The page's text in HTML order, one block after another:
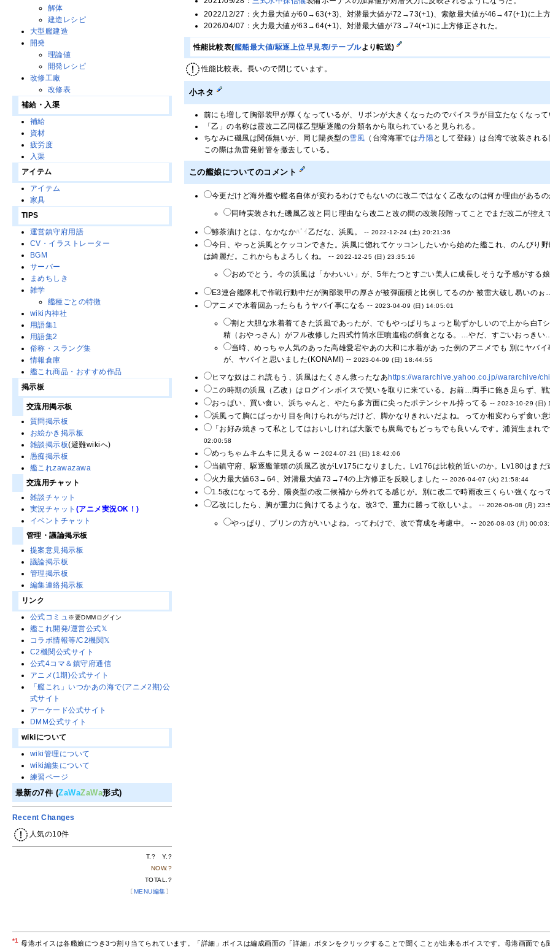
2022/12/27：火力最大値が60→63(+3)、対潜最大値が72→73(+1)、索敵最大値が46→47(+1)に上方
2026/04/07：火力最大値が63→64(+1)、対潜最大値が73→74(+1)に上方修正された。
性能比較表(艦船最大値/駆逐上位早見表/テーブルより転送)
性能比較表。長いので閉じています。
小ネタ
前にも増して胸部装甲が厚くなっているが、リボンが大きくなったのでパイスラが目立たなくなっ
「乙」の名称は霞改二乙同様乙型駆逐艦の分類名から取られていると見られる。
ちなみに磯風は関係無いが、同じ陽炎型の雪風 （台湾海軍では丹陽として登録）は台湾で改装され
この際は魚雷発射管を撤去している。
この艦娘についてのコメント
今更だけど海外艦や艦名自体が変わるわけでもないのに改二ではなく乙改なのは何か理由がある
同時実装された磯風乙改と同じ理由なら改二と改の間の改装段階ってことでまだ改二が控
鯵茶漬けとは、なかなかﾊﾟｲ乙だな、浜風。 --2022-12-24 (土) 20:21:36
今日、やっと浜風とケッコンできた。浜風に惚れてケッコンしたいから始めた艦これ、のんびり
は綺麗だ。これからもよろしくね。 -- 2022-12-25 (日) 23:35:16
おめでとう。今の浜風は「かわいい」が、5年たつとすごい美人に成長しそうな予感がする
E3連合艦隊札で作戦行動中だが胸部装甲の厚さが被弾面積と比例してるのか 被雷大破し易いの
アニメで水着回あったらもうヤバイ事になる -- 2023-04-09 (日) 14:05:01
割と大胆な水着着てきた浜風であったが、でもやっぱりちょっと恥ずかしいので上から白
精（おやっさん）がフル改修した四式竹筒水圧噴進砲の餌食となる。…やだ、すごいおっき
当時、めっちゃ人気のあった高雄愛宕やあの大和に水着があった例のアニメでも 別にヤバ
が、ヤバイと思いました(KONAMI) --2023-04-09 (日) 18:44:55
ヒマな奴はこれ読もう、浜風はたくさん救ったなあ https://wararchive.yahoo.co.jp/wararchive/
この時期の浜風（乙改）はログインボイスで笑いを取りに来ている。お前…両手に飽き足らず、
おっぱい、買い食い、浜ちゃんと、やたら多方面に尖ったポテンシャル持ってる --2023-10-29 (日)
浜風って胸にばっかり目を向けられがちだけど、脚かなりきれいだよね。ってか相変わらず食い
「お好み焼きって私としてはおいしければ大阪でも廣島でもどっちでも良いんです。浦賀生まれ
02:00:58
めっちゃムキムキに見えるｗ --2024-07-21 (日) 18:42:06
当鎮守府、駆逐艦筆頭の浜風乙改がLv175になりました。Lv176は比較的近いのか。Lv180はま
火力最大値63→64、対潜最大値73→74の上方修正を反映しました -- 2026-04-07 (火) 21:58:44
1.5改になってる分、陽炎型の改二候補から外れてる感じが。別に改二で時雨改三くらい強くな
乙改にしたら、胸が重力に負けてるような。改3で、重力に勝って欲しいよ。 -- 2026-06-08 (月)
やっぱり、プリンの方がいいよね。ってわけで、改で育成を考慮中。 -- 2026-08-03 (月)
解体
建造レシピ
大型艦建造
開発
理論値
開発レシピ
改修工廠
改修表
補給・入渠
補給
資材
疲労度
入渠
アイテム
アイテム
家具
TIPS
運営鎮守府用語
CV・イラストレーター
BGM
サーバー
まめちしき
雑学
艦種ごとの特徴
wiki内神社
用語集1
用語集2
俗称・スラング集
情報倉庫
艦これ商品・おすすめ作品
掲示板
交流用掲示板
質問掲示板
お絵かき掲示板
雑談掲示板(避難wikiへ)
愚痴掲示板
艦これzawazawa
交流用チャット
雑談チャット
実況チャット (アニメ実況OK！)
イベントチャット
管理・議論掲示板
提案意見掲示板
議論掲示板
管理掲示板
編集連絡掲示板
リンク
公式コミュ※要DMMログイン
艦これ開発/運営公式𝕏
コラボ情報等/C2機関𝕏
C2機関公式サイト
公式4コマ＆鎮守府通信
アニメ(1期)公式サイト
「艦これ」いつかあの海で(アニメ2期)公
式サイト
アーケード公式サイト
DMM公式サイト
wikiについて
wiki管理について
wiki編集について
練習ページ
最新の7件 (ZaWaZaWa形式)
Recent Changes
人気の10件
T.? Y.?
NOW.?
TOTAL.?
〔MENU編集〕
*1 母港ボイスは各艦娘につき3つ割り当てられています。「詳細」ボイスは編成画面の「詳細」ボタンをクリックすることで聞くことが出来るボイスです。母港画面で